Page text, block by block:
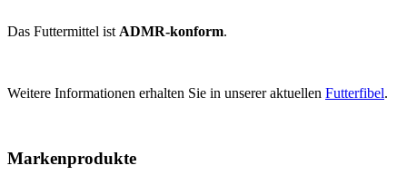
Das Futtermittel ist ADMR-konform.
Weitere Informationen erhalten Sie in unserer aktuellen Futterfibel.
Markenprodukte